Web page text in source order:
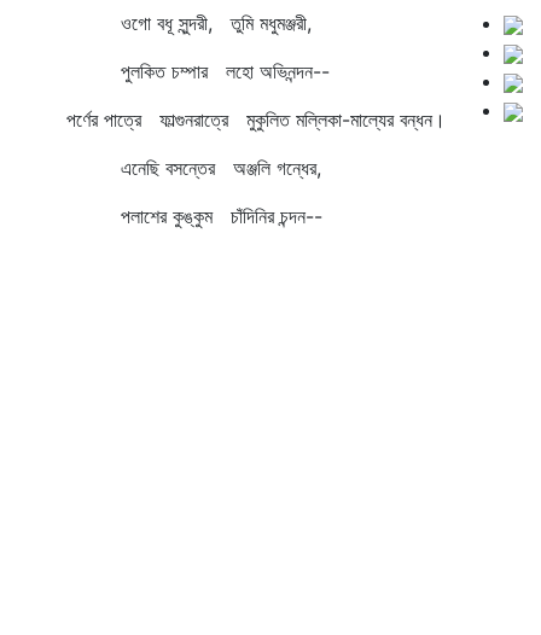
ওগো বধূ সুন্দরী, তুমি মধুমঞ্জরী,
পুলকিত চম্পার লহো অভিনন্দন--
পর্ণের পাত্রে ফাল্গুনরাত্রে মুকুলিত মল্লিকা-মাল্যের বন্ধন।
এনেছি বসন্তের অঞ্জলি গন্ধের,
পলাশের কুঙ্কুম চাঁদিনির চন্দন--